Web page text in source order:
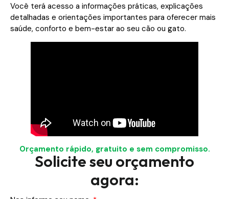
Você terá acesso a informações práticas, explicações
detalhadas e orientações importantes para oferecer mais
saúde, conforto e bem-estar ao seu cão ou gato.
Orçamento rápido, gratuito e sem compromisso.
Solicite seu orçamento
agora: